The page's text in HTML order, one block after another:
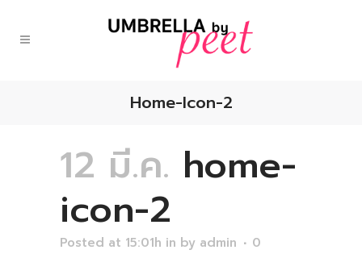
Home-Icon-2
12 มี.ค. home-
icon-2
Posted at 15:01h in by admin
0